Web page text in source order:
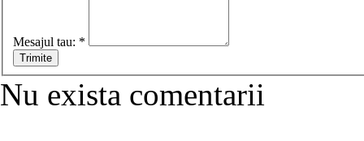
Mesajul tau: *
Nu exista comentarii